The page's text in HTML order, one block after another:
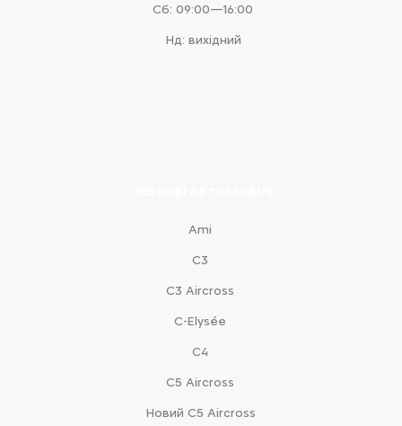
Сб: 09:00—16:00
Нд: вихідний
Ami
С3
С3 Aircross
C-Elysée
С4
С5 Aircross
Новий С5 Aircross